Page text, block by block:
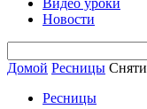
Видео уроки
Новости
Домой Ресницы
Ресницы